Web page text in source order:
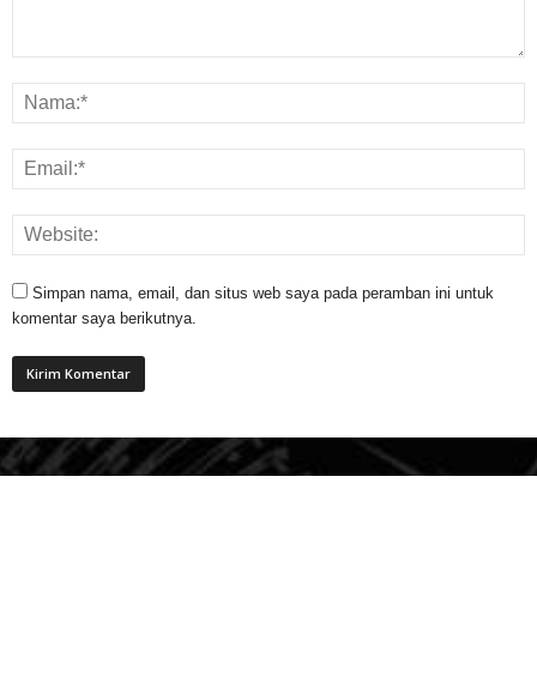
Simpan nama, email, dan situs web saya pada peramban ini untuk
komentar saya berikutnya.